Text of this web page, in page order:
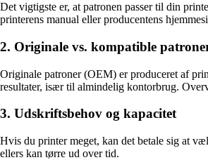
Det vigtigste er, at patronen passer til din
printerens manual eller producentens
2. Originale vs. kompatible
Originale patroner (OEM) er produceret af
resultater, især til almindelig kontorbrug.
3. Udskriftsbehov og kapacitet
Hvis du printer meget, kan det betale sig at
ellers kan tørre ud over tid.